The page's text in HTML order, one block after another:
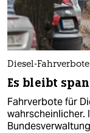
Diesel-
Es bleibt
Fahrverbote für
wahrscheinlicher.